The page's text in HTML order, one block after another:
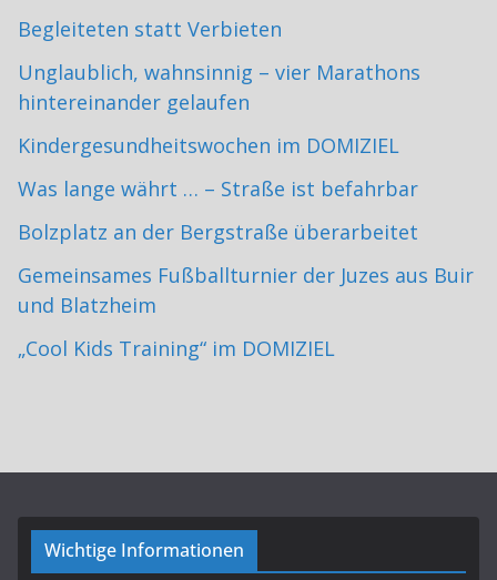
Begleiteten statt Verbieten
Unglaublich, wahnsinnig – vier Marathons
hintereinander gelaufen
Kindergesundheitswochen im DOMIZIEL
Was lange währt … – Straße ist befahrbar
Bolzplatz an der Bergstraße überarbeitet
Gemeinsames Fußballturnier der Juzes aus Buir
und Blatzheim
„Cool Kids Training“ im DOMIZIEL
Wichtige Informationen